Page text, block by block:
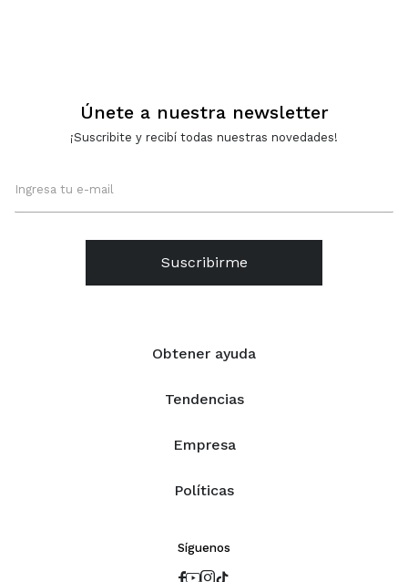
Obtener ayuda
Tendencias
Empresa
Políticas
Únete a nuestra newsletter
¡Suscribite y recibí todas nuestras novedades!
Suscribirme
Síguenos
